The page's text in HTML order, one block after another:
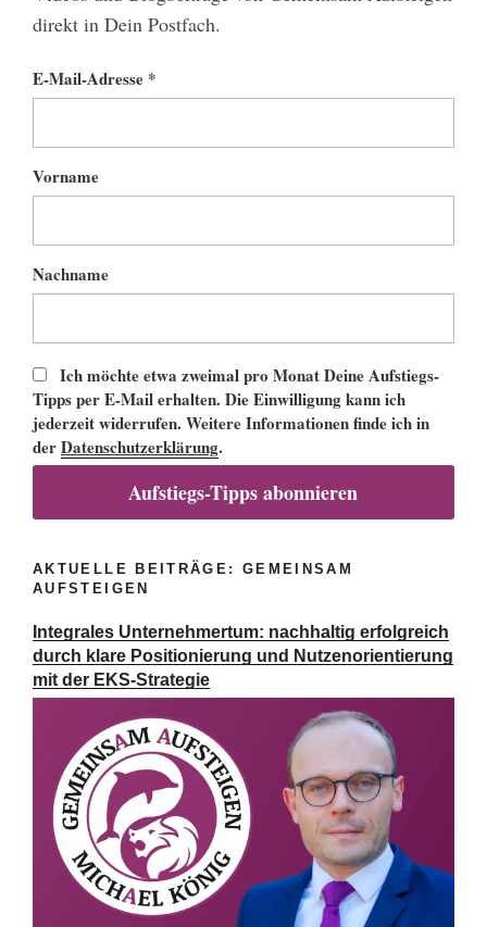
direkt in Dein Postfach.
E-Mail-Adresse *
Vorname
Nachname
Ich möchte etwa zweimal pro Monat Deine Aufstiegs-
Tipps per E-Mail erhalten. Die Einwilligung kann ich
jederzeit widerrufen. Weitere Informationen finde ich in
derDatenschutzerklärung.
Aufstiegs-Tipps abonnieren
AKTUELLE BEITRÄGE: GEMEINSAM
AUFSTEIGEN
Integrales Unternehmertum: nachhaltig erfolgreich
durch klare Positionierung und Nutzenorientierung
mit der EKS-Strategie